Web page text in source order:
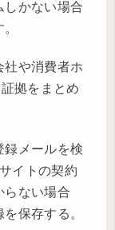
しかない場合
社や消費者ホ
拠をまとめ
録メールを検
イトの契約
らない場合
保存する。